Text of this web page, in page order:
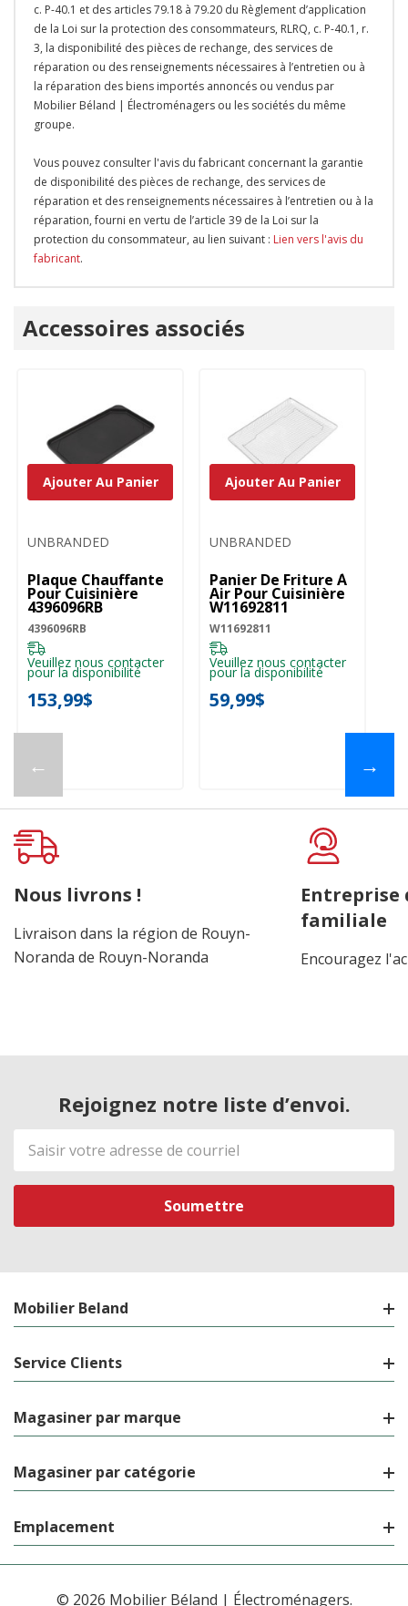
c. P-40.1 et des articles 79.18 à 79.20 du Règlement d’application
de la Loi sur la protection des consommateurs, RLRQ, c. P-40.1, r.
3, la disponibilité des pièces de rechange, des services de
réparation ou des renseignements nécessaires à l’entretien ou à
la réparation des biens importés annoncés ou vendus par
Mobilier Béland | Électroménagers ou les sociétés du même
groupe.
Vous pouvez consulter l'avis du fabricant concernant la garantie
de disponibilité des pièces de rechange, des services de
réparation et des renseignements nécessaires à l’entretien ou à la
réparation, fourni en vertu de l’article 39 de la Loi sur la
protection du consommateur, au lien suivant : Lien vers l'avis du
fabricant.
Accessoires associés
←
UNBRANDED
Plaque Chauffante
Pour Cuisinière
4396096RB
4396096RB
Veuillez nous contacter
pour la disponibilité
153,99$
Ajouter Au Panier
UNBRANDED
Panier De Friture À
Air Pour Cuisinière
W11692811
W11692811
Veuillez nous contacter
pour la disponibilité
59,99$
Ajouter Au Panier
→
Nous livrons !
Livraison dans la région de Rouyn-
Noranda de Rouyn-Noranda
Entreprise
familiale
Encouragez
Rejoignez notre liste d’envoi.
Adresse
de
courriel
Mobilier Beland
Service Clients
Magasiner par marque
Magasiner par catégorie
Emplacement
© 2026 Mobilier Béland | Électroménagers.